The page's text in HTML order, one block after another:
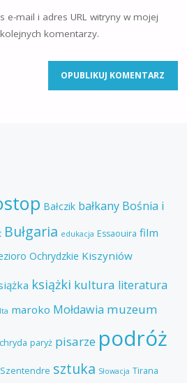
e-mail i adres URL witryny w mojej
komentarzy.
Bałczik bałkany Bośnia i
Bułgaria edukacja Essaouira film
Ochrydzkie Kiszyniów
książki kultura literatura
maroko Mołdawia muzeum
paryż pisarze podróż
Szentendre sztuka Słowacja Tirana